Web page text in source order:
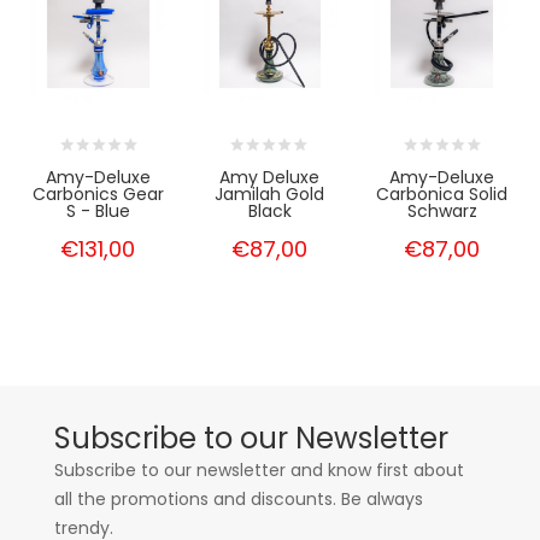
Amy-Deluxe
Carbonics Gear
S - Blue
€131,00
Amy Deluxe
Jamilah Gold
Black
€87,00
Amy-Deluxe
Carbonica Solid
Schwarz
€87,00
Subscribe to our Newsletter
Subscribe to our newsletter and know first about
all the promotions and discounts. Be always
trendy.